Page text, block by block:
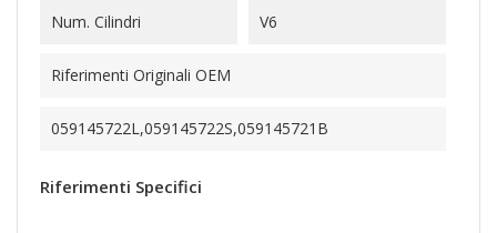
Num. Cilindri V6
Riferimenti Originali OEM
059145722L,059145722S,059145721B
Riferimenti Specifici